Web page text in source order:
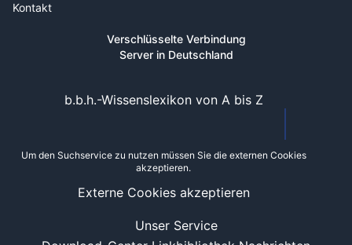
Kontakt
Verschlüsselte Verbindung
Server in Deutschland
Unser Service
b.b.h.-Wissenslexikon von A bis Z
Um den Suchservice zu nutzen müssen Sie die externen Cookies
akzeptieren.
Externe Cookies akzeptieren